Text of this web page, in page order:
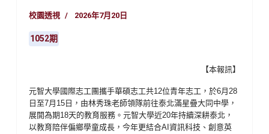
校園透視 2026年7月20日
1052期
【本報訊】
元智大學國際志工團攜手華碩志工共12位青年志工，於6月 28
日至7月 15 日，由林秀珠老師領隊前往泰北滿星疊大同中學，
展開為期 18天的教育服務。元智大學近20年持續深耕泰北，
以教育陪伴偏鄉學童成長，今年更結合AI 資訊科技、創意英